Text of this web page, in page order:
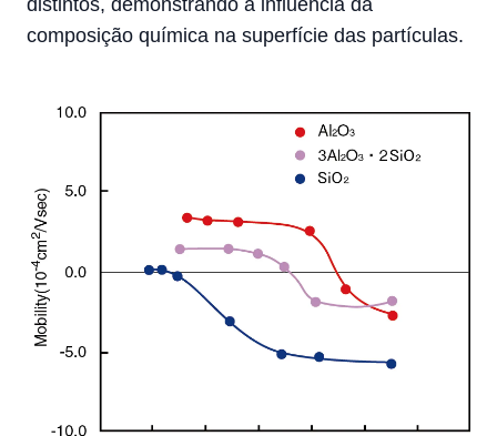
composição química na superfície das partículas.